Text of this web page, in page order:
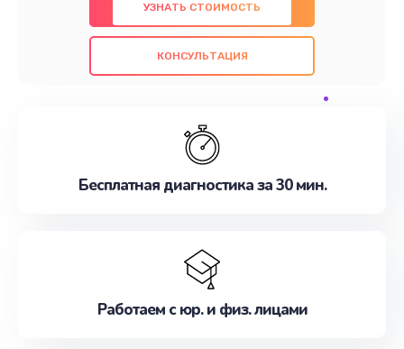
использованием оригинальных компонентов, а
также гарантируем качество всех
проведенных работ. Наша цель - предоставить
обслуживание, удовлетворяя их потребности
наилучшим образом. Не медлите записаться на
УЗНАТЬ СТОИМОСТЬ
КОНСУЛЬТАЦИЯ
Бесплатная диагностика за 30 мин.
Работаем с юр. и физ. лицами